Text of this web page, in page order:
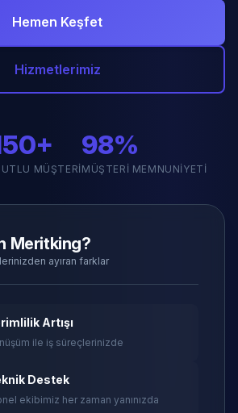
Hemen Keşfet
Hizmetlerimiz
MÜŞTERI
98%
MÜŞTERI MEMNUNIYETI
Meritking?
ayıran farklar
Artışı
ile iş süreçlerinizde
Destek
ekibimiz her zaman yanınızda